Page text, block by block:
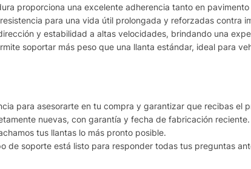
proporciona una excelente adherencia tanto en
para una vida útil prolongada y reforzadas contra
y estabilidad a altas velocidades, brindando una
soportar más peso que una llanta estándar, ideal para
para asesorarte en tu compra y garantizar que recibas
nuevas, con garantía y fecha de fabricación reciente.
tus llantas lo más pronto posible.
de soporte está listo para responder todas tus preguntas